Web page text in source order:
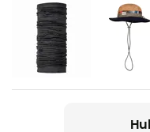
Heren
Product